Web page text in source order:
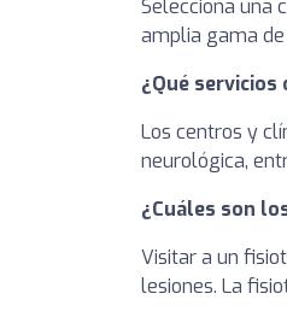
Selecciona una
amplia gama
¿Qué
Los centros y
neurológica,
¿Cuáles son
Visitar a un
lesiones. La